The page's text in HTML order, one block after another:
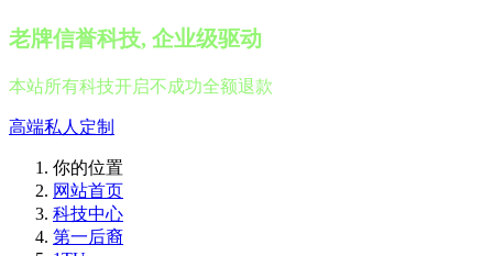
老牌信誉科技, 企业级驱动
本站所有科技开启不成功全额退款
高端私人定制
你的位置
网站首页
科技中心
第一后裔